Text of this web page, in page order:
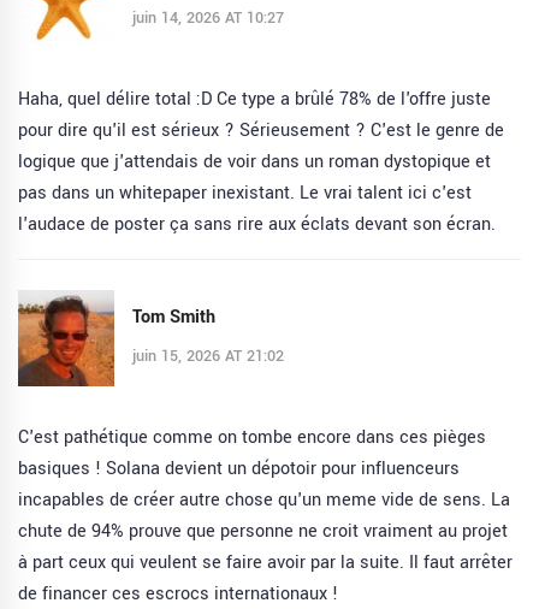
juin 14, 2026 AT 10:27
Haha, quel délire total :D Ce type a brûlé 78% de l'offre juste
pour dire qu'il est sérieux ? Sérieusement ? C'est le genre de
logique que j'attendais de voir dans un roman dystopique et
pas dans un whitepaper inexistant. Le vrai talent ici c'est
l'audace de poster ça sans rire aux éclats devant son écran.
Tom Smith
juin 15, 2026 AT 21:02
C'est pathétique comme on tombe encore dans ces pièges
basiques ! Solana devient un dépotoir pour influenceurs
incapables de créer autre chose qu'un meme vide de sens. La
chute de 94% prouve que personne ne croit vraiment au projet
à part ceux qui veulent se faire avoir par la suite. Il faut arrêter
de financer ces escrocs internationaux !